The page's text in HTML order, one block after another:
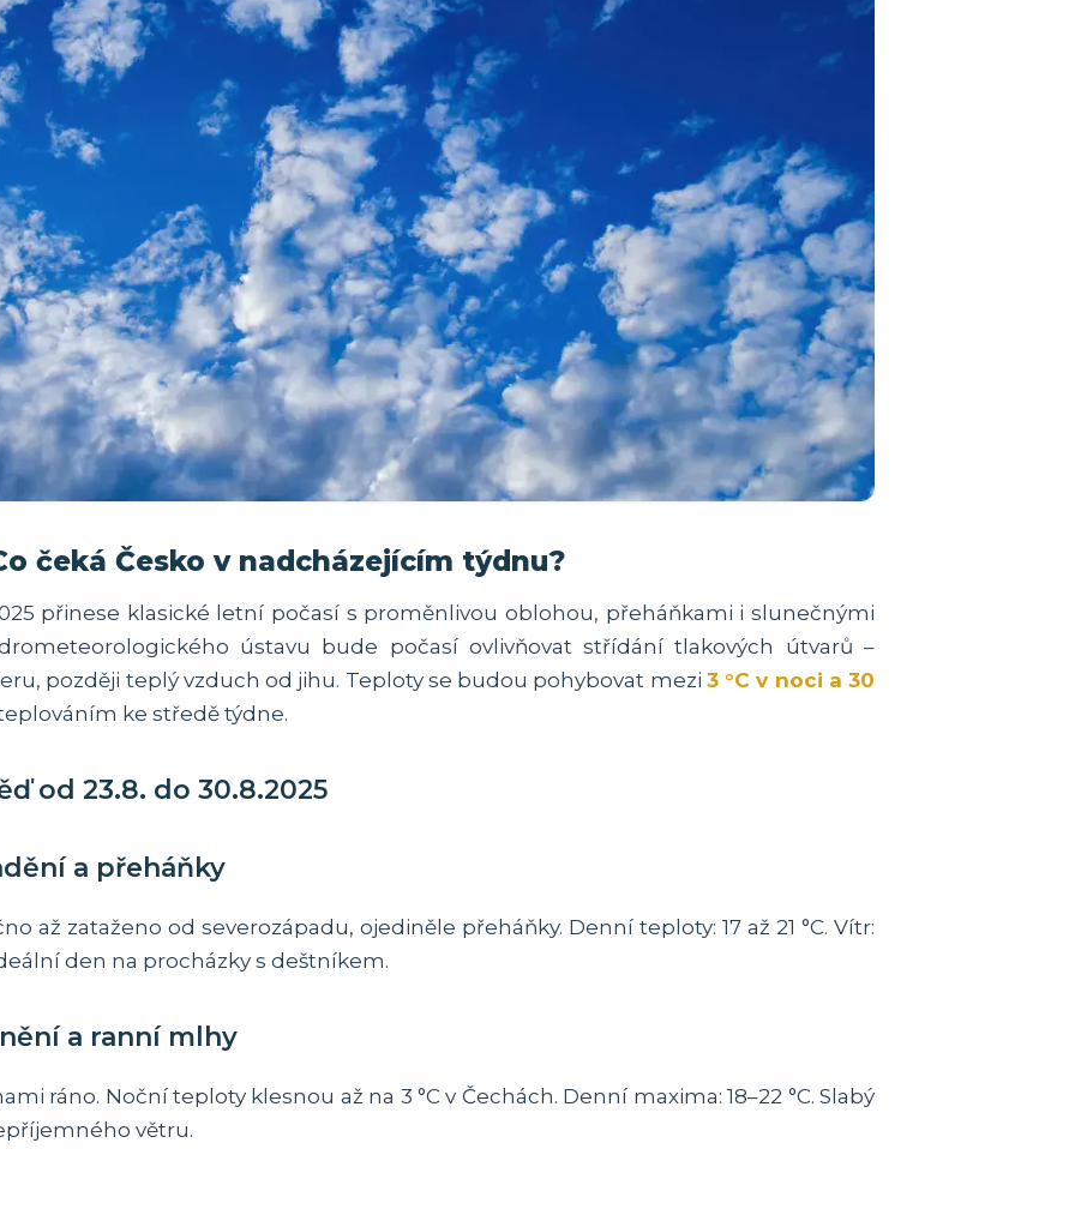
čeká Česko v nadcházejícím týdnu?
přinese klasické letní počasí s proměnlivou oblohou, přeháňkami i slunečnými
ústavu bude počasí ovlivňovat střídání tlakových útvarů –
později teplý vzduch od jihu. Teploty se budou pohybovat mezi 3 °C v noci a 30
ke středě týdne.
od 23.8. do 30.8.2025
a přeháňky
až zataženo od severozápadu, ojediněle přeháňky. Denní teploty: 17 až 21 °C. Vítr:
den na procházky s deštníkem.
a ranní mlhy
ráno. Noční teploty klesnou až na 3 °C v Čechách. Denní maxima: 18–22 °C. Slabý
větru.